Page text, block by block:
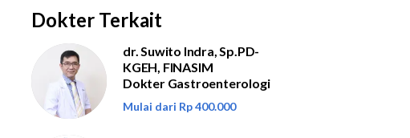
Dokter Terkait